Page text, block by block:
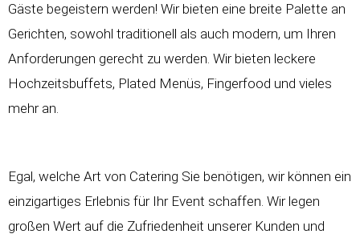
Gäste begeistern werden! Wir bieten eine breite Palette an
Gerichten, sowohl traditionell als auch modern, um Ihren
Anforderungen gerecht zu werden. Wir bieten leckere
Hochzeitsbuffets, Plated Menüs, Fingerfood und vieles
mehr an.
Egal, welche Art von Catering Sie benötigen, wir können ein
einzigartiges Erlebnis für Ihr Event schaffen. Wir legen
großen Wert auf die Zufriedenheit unserer Kunden und